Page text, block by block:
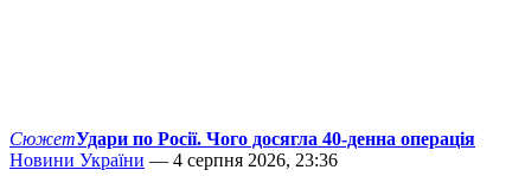
СюжетУдари по Росії. Чого досягла 40-денна операція
Новини України — 4 серпня 2026, 23:36